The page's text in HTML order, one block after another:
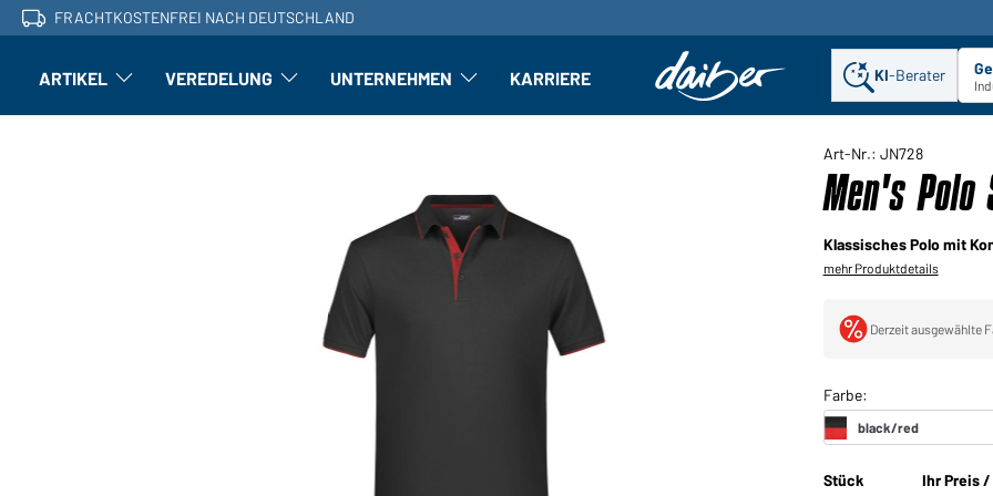
FRACHTKOSTENFREI NACH DEUTSCHLAND
ARTIKEL Artikel: Untermenü öffnen
VEREDELUNG Veredelung: Untermenü öffnen
UNTERNEHMEN Unternehmen: Untermenü öffnen
KARRIERE KI-Berater
Art-Nr.: JN728
Men's
Klassisches Polo mit
mehr Produktdetails
Derzeit ausgewählte
Stück Ihr Preis